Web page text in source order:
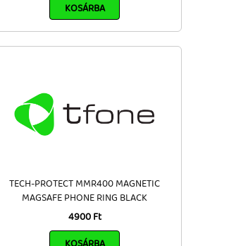
KOSÁRBA
TECH-PROTECT MMR400 MAGNETIC
MAGSAFE PHONE RING BLACK
4900 Ft